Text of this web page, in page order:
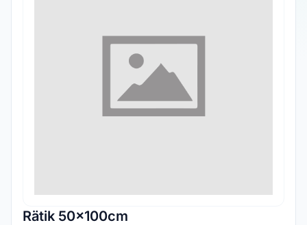
Rätik 50x100cm